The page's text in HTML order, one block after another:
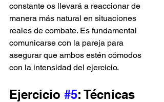
constante os llevará a reaccionar de
manera más natural en situaciones
reales de combate. Es fundamental
comunicarse con la pareja para
asegurar que ambos estén cómodos
con la intensidad del ejercicio.
Ejercicio #5: Técnicas